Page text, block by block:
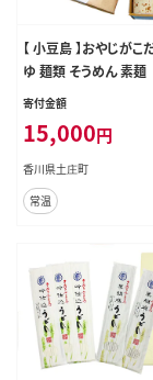
【 小豆島 】おやじがこ
ゆ 麺類 そうめん 素麺
寄付金額
15,000円
香川県土庄町
常温